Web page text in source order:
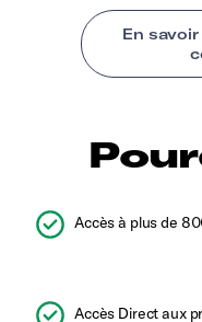
Accès à plus de
Accès Direct aux